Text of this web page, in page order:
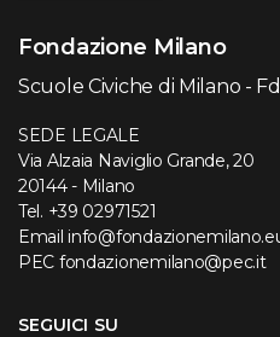
Fondazione Milano
Scuole Civiche di Milano -
SEDE LEGALE
Via Alzaia Naviglio Grande, 20
20144 - Milano
Tel. +39 02971521
Email
PEC fondazionemilano@pec.it
SEGUICI SU